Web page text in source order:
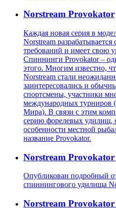
Norstream Provokator
Каждая новая серия в
Norstream
требований и имеет свою
Спиннинги Provokator –
этого. Многим известно,
Norstream стали
заинтересовались и
спортсмены, участники
международных турниров
Мира). В связи с этим
серию форелевых удилищ,
особенности местной
название Provokator.
Norstream Provokator
Опубликован подробный
спиннингового удилища
Norstream